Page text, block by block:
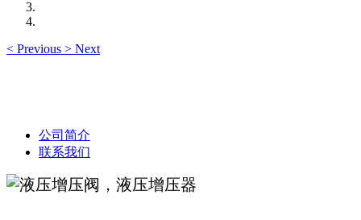
< Previous > Next
公司简介
联系我们